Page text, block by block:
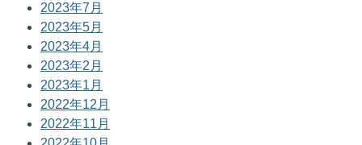
2023年7月
2023年5月
2023年4月
2023年2月
2023年1月
2022年12月
2022年11月